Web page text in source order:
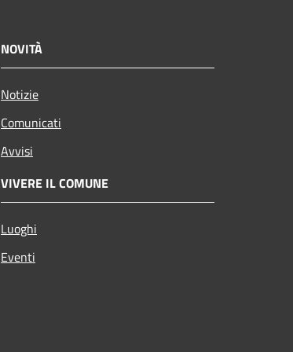
NOVITÀ
Notizie
Comunicati
Avvisi
VIVERE IL COMUNE
Luoghi
Eventi